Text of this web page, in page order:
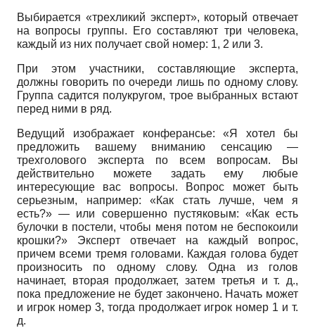
Выбирается «трехликий эксперт», который отвечает
на вопросы группы. Его составляют три человека,
каждый из них получает свой номер: 1, 2 или 3.
При этом участники, составляющие эксперта,
должны говорить по очереди лишь по одному слову.
Группа садится полукругом, трое выбранных встают
перед ними в ряд.
Ведущий изображает конферансье: «Я хотел бы
предложить вашему вниманию сенсацию —
трехголо­вого эксперта по всем вопросам. Вы
действительно можете задать ему любые
интересующие вас вопросы. Вопрос может быть
серьезным, например: «Как стать лучше, чем я
есть?» — или совершенно пустяковым: «Как есть
булочки в постели, чтобы меня потом не беспокоили
крошки?» Эксперт отвечает на каждый вопрос,
причем всеми тремя головами. Каждая голова будет
произносить по одному слову. Одна из голов
начинает, вторая продолжает, затем третья и т. д.,
пока предложение не будет закончено. Начать может
и игрок номер 3, тогда продолжает игрок номер 1 и т.
д.